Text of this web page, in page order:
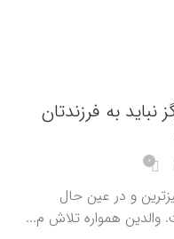
نباید به فرزندتان
0
و در عین حال
همواره تلاش م...